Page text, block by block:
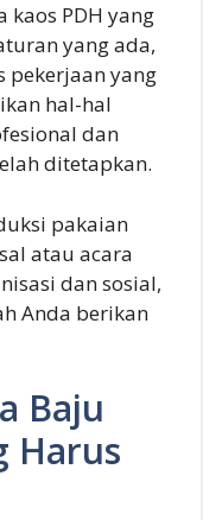
kaos PDH yang
yang ada,
pekerjaan yang
hal-hal
dan
ditetapkan.
pakaian
atau acara
dan sosial,
Anda berikan
Baju
Harus